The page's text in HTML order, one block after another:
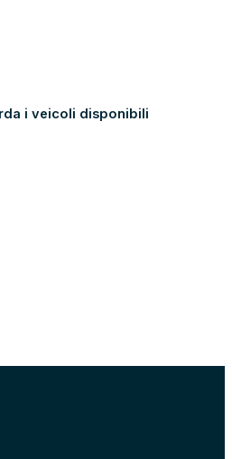
i veicoli disponibili